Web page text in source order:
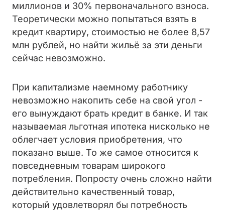
миллионов и 30% первоначального взноса.
Теоретически можно попытаться взять в
кредит квартиру, стоимостью не более 8,57
млн рублей, но найти жильё за эти деньги
сейчас невозможно.
При капитализме наемному работнику
невозможно накопить себе на свой угол -
его вынуждают брать кредит в банке. И так
называемая льготная ипотека нисколько не
облегчает условия приобретения, что
показано выше. То же самое относится к
повседневным товарам широкого
потребления. Попросту очень сложно найти
действительно качественный товар,
который удовлетворял бы потребность